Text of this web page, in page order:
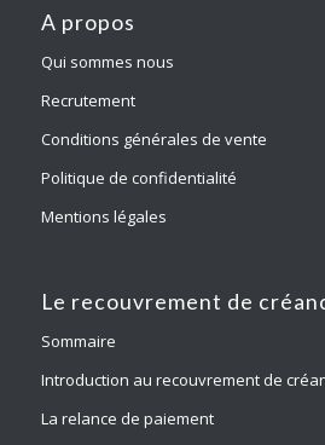
A propos
Qui sommes nous
Recrutement
Conditions générales de vente
Politique de confidentialité
Mentions légales
Le recouvrement de
Sommaire
Introduction au recouvrement de
La relance de paiement